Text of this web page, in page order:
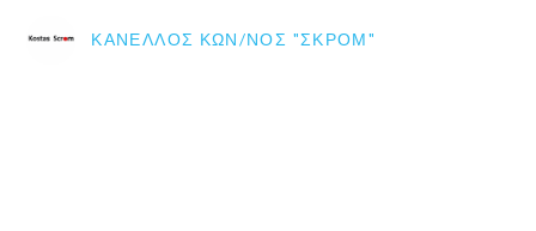
ΚΑΝΈΛΛΟΣ ΚΩΝ/ΝΟΣ "ΣΚΡΟΜ"